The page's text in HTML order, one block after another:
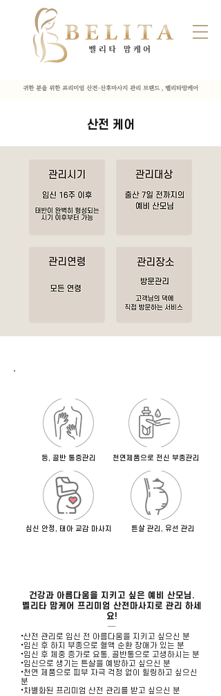
귀한 분을 위한 프리미엄 산전·산후마사지 관리 브랜드 , 벨리타맘케어
산전 케어
​등, 골반 통증관리 천연제품으로 전신 부종관리
심신 안정, 태아 교감 마사지 튼살 관리, 유선 관리
건강과 아름다움을 지키고 싶은 예비 산모님.
벨리타 맘케어 프리미엄 산전마사지로 관리 하세
요!
​─
·산전 관리로 임신 전 아름다움을 지키고 싶으신 분
·임신 후 하지 부종으로 혈액 순환 장애가 있는 분
·임신 후 체중 증가로 요통, 골반통으로 고생하시는 분
·임신으로 생기는 튼살을 예방하고 싶으신 분
·천연 제품으로 피부 자극 걱정 없이 힐링하고 싶으신
분
·차별화된 프리미엄 산전 관리를 받고 싶으신 분